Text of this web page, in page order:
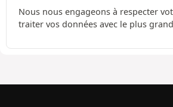
Nous nous engageons à respecter
traiter vos données avec le plus